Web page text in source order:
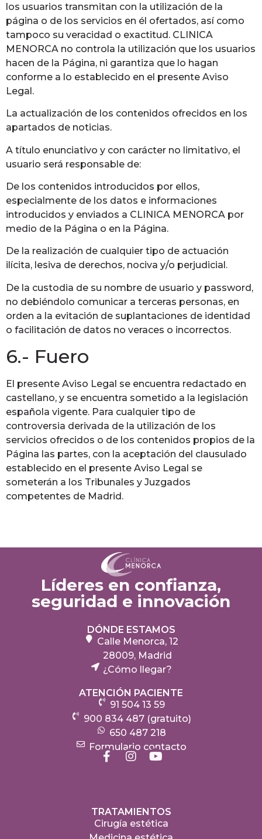
los usuarios transmitan con la utilización de la
página o de los servicios en él ofertados, así como
tampoco su veracidad o exactitud. CLINICA
MENORCA no controla la utilización que los usuarios
hacen de la Página, ni garantiza que lo hagan
conforme a lo establecido en el presente Aviso
Legal.
La actualización de los contenidos ofrecidos en los
apartados de noticias.
A título enunciativo y con carácter no limitativo, el
usuario será responsable de:
De los contenidos introducidos por ellos,
especialmente de los datos e informaciones
introducidos y enviados a CLINICA MENORCA por
medio de la Página o en la Página.
De la realización de cualquier tipo de actuación
ilícita, lesiva de derechos, nociva y/o perjudicial.
De la custodia de su nombre de usuario y password,
no debiéndolo comunicar a terceras personas, en
orden a la evitación de suplantaciones de identidad
o facilitación de datos no veraces o incorrectos.
6.- Fuero
El presente Aviso Legal se encuentra redactado en
castellano, y se encuentra sometido a la legislación
española vigente. Para cualquier tipo de
controversia derivada de la utilización de los
servicios ofrecidos o de los contenidos propios de la
Página las partes, con la aceptación del clausulado
establecido en el presente Aviso Legal se
someterán a los Tribunales y Juzgados
competentes de Madrid.
Líderes en confianza,
seguridad e innovación
DÓNDE ESTAMOS
Calle Menorca, 12
28009, Madrid
¿Cómo llegar?
ATENCIÓN PACIENTE
91 504 13 59
900 834 487 (gratuito)
650 487 218
Formulario contacto
TRATAMIENTOS
Cirugía estética